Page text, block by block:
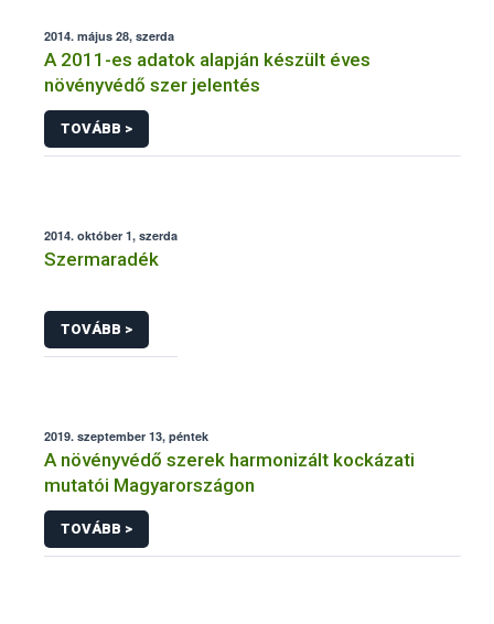
2014. május 28, szerda
A 2011-es adatok alapján készült éves
növényvédő szer jelentés
TOVÁBB >
2014. október 1, szerda
Szermaradék
TOVÁBB >
2019. szeptember 13, péntek
A növényvédő szerek harmonizált kockázati
mutatói Magyarországon
TOVÁBB >